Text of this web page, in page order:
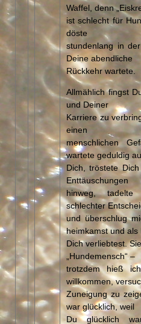
Waffel, denn
ist schlecht für
döste
stundenlang in
Deine abendliche
Rückkehr wartete.
Allmählich fingst
und Deiner
Karriere zu
einen
menschlichen
wartete geduldig
Dich, tröstete
Enttäuschungen
hinweg,
schlechter
und überschlug
heimkamst und als
Dich verliebtest.
„Hundemensch“ –
trotzdem hieß
willkommen,
Zuneigung zu
war glücklich, weil
Du glücklich